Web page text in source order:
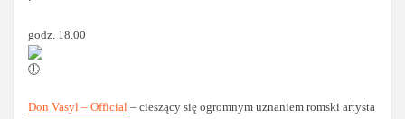
godz. 18.00
Don Vasyl – Official – cieszący się ogromnym uznaniem romski artysta